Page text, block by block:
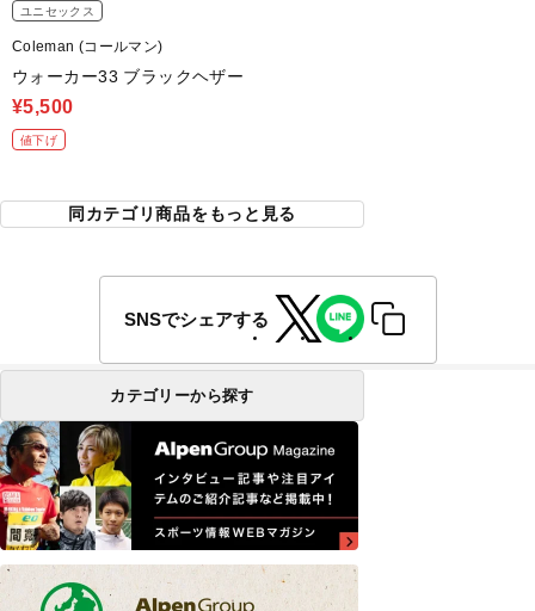
ユニセックス
Coleman (コールマン)
ウォーカー33 ブラックヘザー
¥5,500
値下げ
同カテゴリ商品をもっと見る
SNSでシェアする
カテゴリーから探す